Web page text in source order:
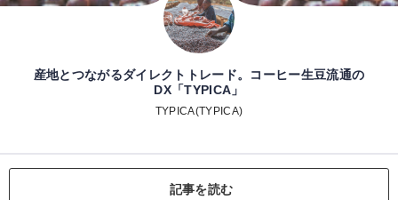
産地とつながるダイレクトトレード。コーヒー生豆流通の
DX「TYPICA」
TYPICA(TYPICA)
記事を読む